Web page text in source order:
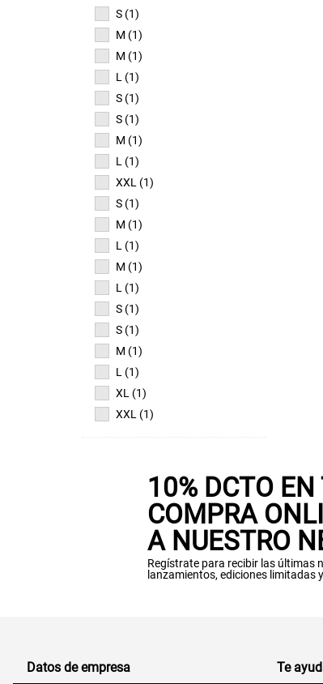
S (1)
M (1)
M (1)
L (1)
S (1)
S (1)
M (1)
L (1)
XXL (1)
S (1)
M (1)
L (1)
M (1)
L (1)
S (1)
S (1)
M (1)
L (1)
XL (1)
XXL (1)
10% DCTO
COMPRA
A NUESTRO
Regístrate para recibir las últimas
lanzamientos, ediciones limitadas
Datos de empresa Te